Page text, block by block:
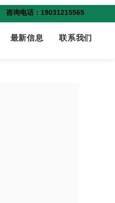
咨询电话：19031215565
最新信息 联系我们